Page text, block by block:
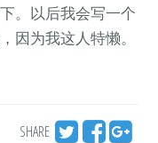
。以后我会写一个
因为我这人特懒。
SHARE